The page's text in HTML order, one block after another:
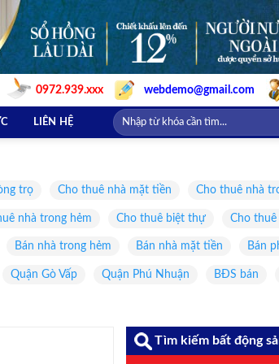
0972.939.xxx webdemo@gmail.com
LIÊN HỆ
trọ Cho thuê nhà mặt tiền Cho thuê nhà
nhà trong hẻm Cho thuê biệt thự Cho
Bán nhà trong hẻm Bán nhà mặt tiền Bán
Quận Gò Vấp Quận Phú Nhuận BĐS bán
Tìm kiếm bất động